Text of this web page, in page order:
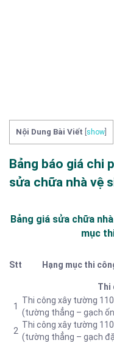
Nội Dung Bài Viết show
Bảng báo giá chi
sửa chữa nhà vệ
Bảng giá sửa chữa
mục
Stt Hạng mục thi
Thi
1
Thi công xây tường
(tường thẳng – gạch
2
Thi công xây tường
(tường thẳng – gạch